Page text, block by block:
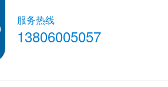
服务热线
13806005057